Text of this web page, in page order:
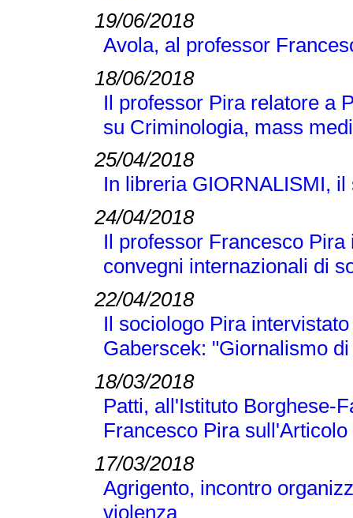
19/06/2018
Avola, al professor
18/06/2018
Il professor Pira relatore a
su Criminologia, mass
25/04/2018
In libreria GIORNALISMI,
24/04/2018
Il professor Francesco
convegni internazionali di
22/04/2018
Il sociologo Pira
Gaberscek: "Giornalismo
18/03/2018
Patti, all'Istituto Borghese-
Francesco Pira sull'Articolo
17/03/2018
Agrigento, incontro
violenza